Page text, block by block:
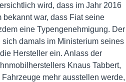
wird, dass im Jahr 2016
war, dass Fiat seine
eine Typengenehmigung. Der
damals im Ministerium seines
Hersteller ein. Anlass der
Knaus Tabbert,
mehr ausstellen werde,